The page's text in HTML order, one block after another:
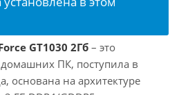
GT1030 2Гб – это
ПК, поступила в
основана на архитектуре